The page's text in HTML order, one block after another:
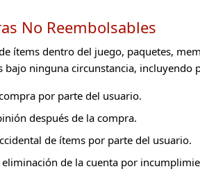
No Reembolsables
ítems dentro del juego, paquetes,
bajo ninguna circunstancia, incluyendo
por parte del usuario.
después de la compra.
de ítems por parte del usuario.
eliminación de la cuenta por